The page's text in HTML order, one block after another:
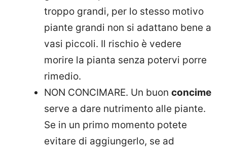
troppo grandi, per lo stesso motivo
piante grandi non si adattano bene a
vasi piccoli. Il rischio è vedere
morire la pianta senza potervi porre
rimedio.
NON CONCIMARE. Un buon concime
serve a dare nutrimento alle piante.
Se in un primo momento potete
evitare di aggiungerlo, se ad